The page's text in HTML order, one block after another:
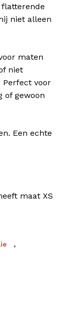
niet alleen
maten
niet
voor
of gewoon
Een echte
maat XS
,